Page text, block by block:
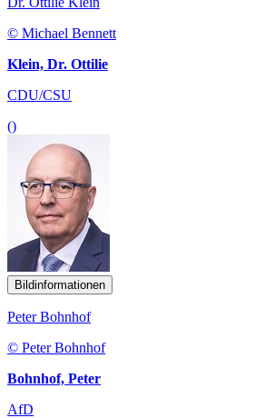
© Michael Bennett
Klein, Dr. Ottilie
CDU/CSU
()
Bildinformationen
Peter Bohnhof
© Peter Bohnhof
Bohnhof, Peter
AfD